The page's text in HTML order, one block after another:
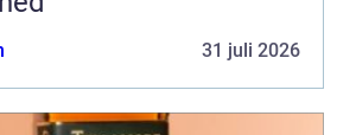
31 juli 2026